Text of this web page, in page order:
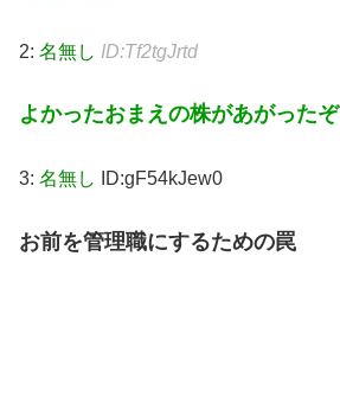
2: 名無し ID:Tf2tgJrtd
よかったおまえの株があがったぞ
3: 名無し ID:gF54kJew0
お前を管理職にするための罠